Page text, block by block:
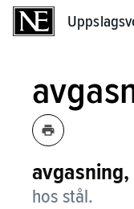
avgasning,
hos stål.